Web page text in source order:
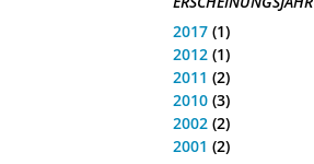
2017 (1)
2012 (1)
2011 (2)
2010 (3)
2002 (2)
2001 (2)